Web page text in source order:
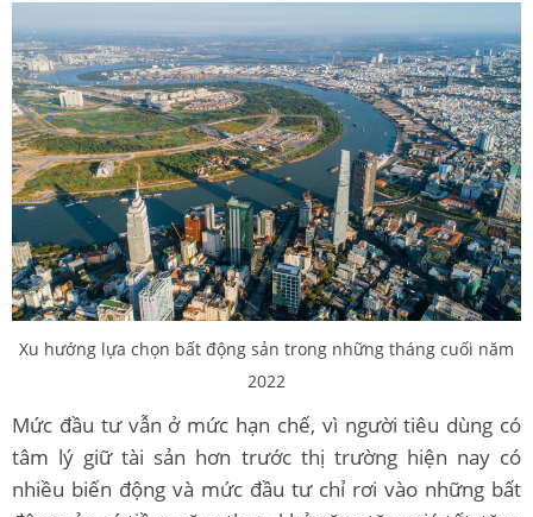
Xu hướng lựa chọn bất động sản trong những tháng cuối năm
2022
Mức đầu tư vẫn ở mức hạn chế, vì người tiêu dùng có
tâm lý giữ tài sản hơn trước thị trường hiện nay có
nhiều biến động và mức đầu tư chỉ rơi vào những bất